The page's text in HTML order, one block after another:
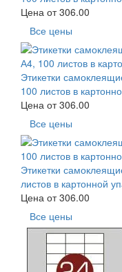
Цена от306.00
Все цены
Этикетки
100 листов в
Цена от306.00
Все цены
Этикетки
листов в картонной
Цена от306.00
Все цены